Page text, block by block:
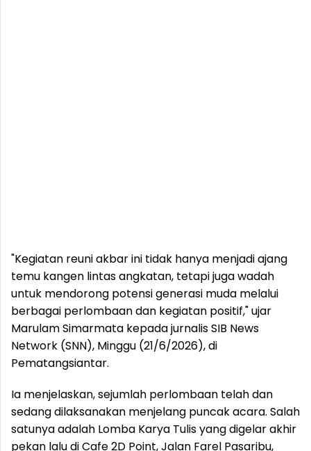
"Kegiatan reuni akbar ini tidak hanya menjadi ajang
temu kangen lintas angkatan, tetapi juga wadah
untuk mendorong potensi generasi muda melalui
berbagai perlombaan dan kegiatan positif," ujar
Marulam Simarmata kepada jurnalis SIB News
Network (SNN), Minggu (21/6/2026), di
Pematangsiantar.
Ia menjelaskan, sejumlah perlombaan telah dan
sedang dilaksanakan menjelang puncak acara. Salah
satunya adalah Lomba Karya Tulis yang digelar akhir
pekan lalu di Cafe 2D Point, Jalan Farel Pasaribu,